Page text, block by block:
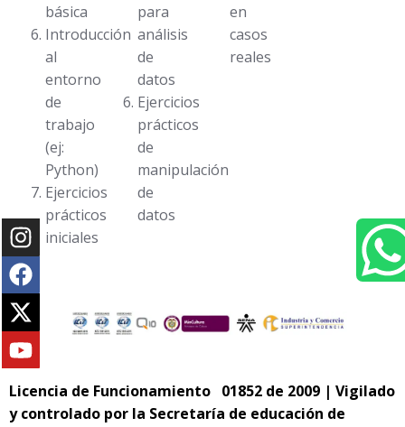
básica
Introducción
al
entorno
de
trabajo
(ej:
Python)
Ejercicios
prácticos
iniciales
para
análisis
de
datos
Ejercicios
prácticos
de
manipulación
de
datos
en
casos
reales
Licencia de Funcionamiento 01852 de 2009 | Vigilado
y controlado por la Secretaría de educación de